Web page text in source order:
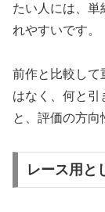
たい人には、単
れやすいです。
前作と比較して
はなく、何と引
と、評価の方向
レース用と